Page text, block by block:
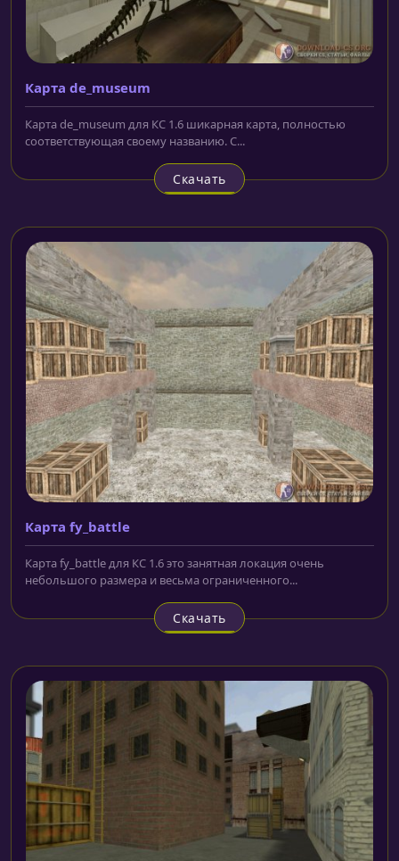
Карта de_museum
Карта de_museum для КС 1.6 шикарная карта, полностью
соответствующая своему названию. С...
Скачать
Карта fy_battle
Карта fy_battle для КС 1.6 это занятная локация очень
небольшого размера и весьма ограниченного...
Скачать